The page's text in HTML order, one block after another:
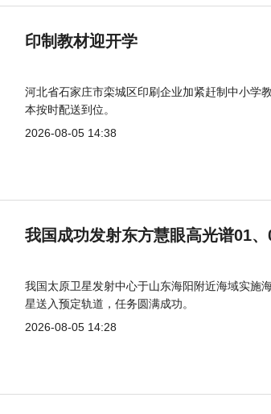
印制教材迎开学
河北省石家庄市栾城区印刷企业加紧赶制中小学
本按时配送到位。
2026-08-05 14:38
我国成功发射东方慧眼高光谱01、
我国太原卫星发射中心于山东海阳附近海域实施
星送入预定轨道，任务圆满成功。
2026-08-05 14:28